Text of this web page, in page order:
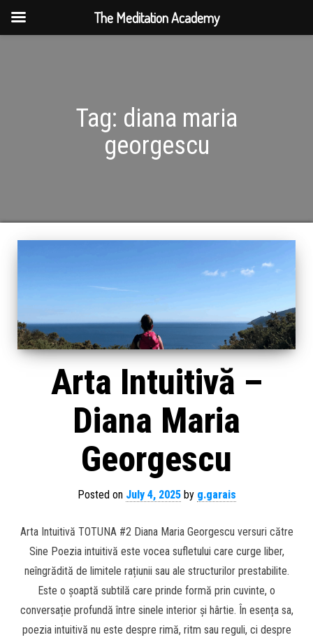
Tag: diana maria
georgescu
Arta Intuitivă –
Diana Maria
Georgescu
Posted on July 4, 2025by g.garais
Arta Intuitivă TOTUNA #2 Diana Maria Georgescu versuri către
Sine Poezia intuitivă este vocea sufletului care curge liber,
neîngrădită de limitele rațiunii sau ale structurilor prestabilite.
Este o șoaptă subtilă care prinde formă prin cuvinte, o
conversație profundă între sinele interior și hârtie. În esența sa,
poezia intuitivă nu este despre rimă, ritm sau reguli, ci despre
The Meditation Academy